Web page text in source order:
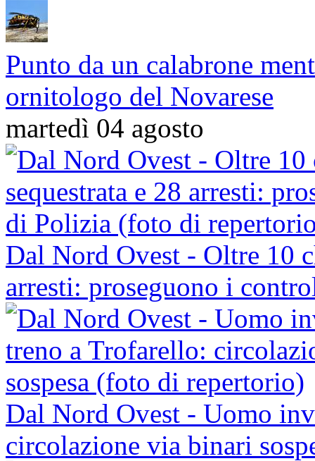
Punto da un calabrone
ornitologo del Novarese
martedì 04 agosto
Dal Nord Ovest - Oltre 10
arresti: proseguono i
Dal Nord Ovest - Uomo
circolazione via binari